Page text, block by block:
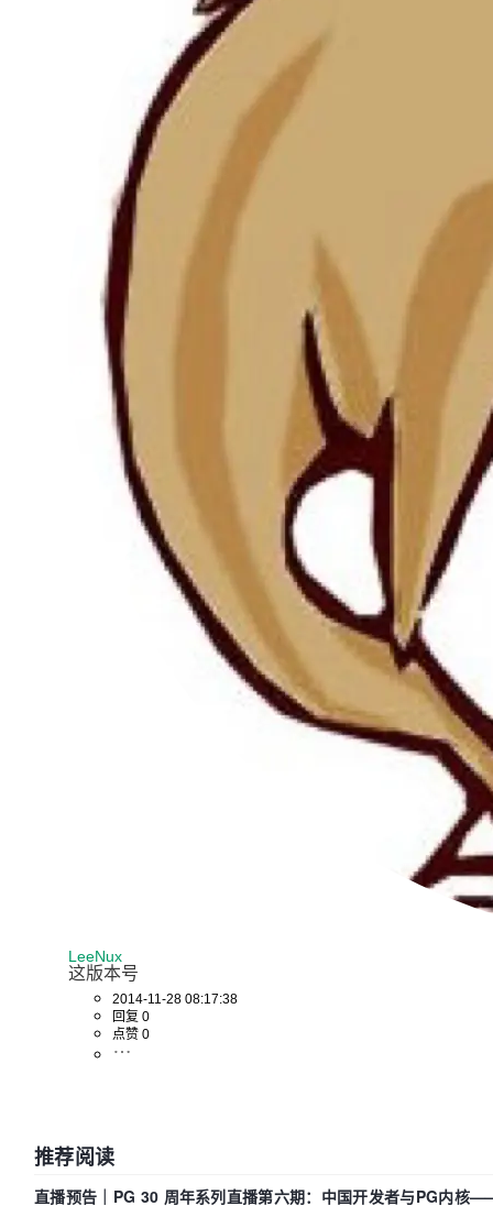
LeeNux
这版本号
2014-11-28 08:17:38
回复 0
点赞 0
推荐阅读
直播预告｜PG 30 周年系列直播第六期：中国开发者与PG内核